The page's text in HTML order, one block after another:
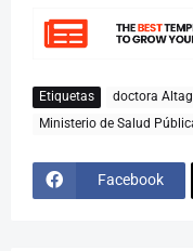
Etiquetas
doctora
Ministerio de Salud
Facebook